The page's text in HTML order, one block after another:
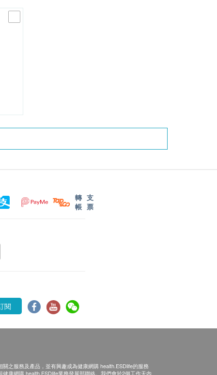
轉
帳
支
票
閱
關之服務及產品，並有興趣成為健康網購 health.ESDlife的服務
健康網購 health.ESDlife業務發展部聯絡。我們會於2個工作天內